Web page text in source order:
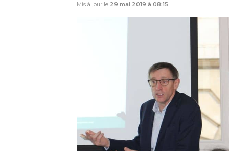
Mis à jour le 29 mai 2019 à 08:15